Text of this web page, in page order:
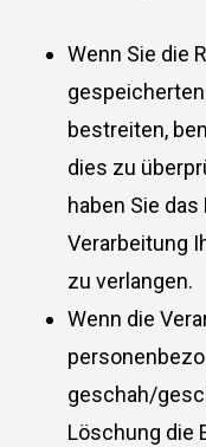
Wenn Sie die
bestreiten,
dies zu
haben Sie
Verarbeitung
zu verlangen.
Wenn die
geschah/
Löschung die